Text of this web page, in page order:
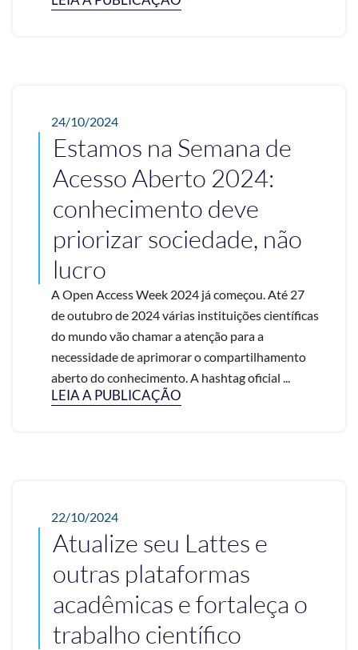
24/10/2024
Estamos na Semana de
Acesso Aberto 2024:
conhecimento deve
priorizar sociedade, não
lucro
A Open Access Week 2024 já começou. Até 27
de outubro de 2024 várias instituições científicas
do mundo vão chamar a atenção para a
necessidade de aprimorar o compartilhamento
aberto do conhecimento. A hashtag oficial ...
LEIA A PUBLICAÇÃO
22/10/2024
Atualize seu Lattes e
outras plataformas
acadêmicas e fortaleça o
trabalho científico